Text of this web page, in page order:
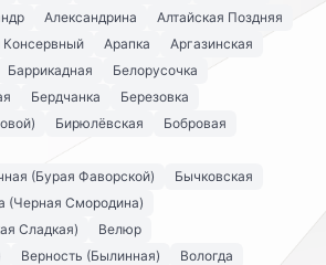
Александрина
Алтайская Поздняя
Консервный Арапка
Аргазинская
Баррикадная
Белорусочка
Бердчанка
Березовка
Бирюлёвская
Бобровая
(Бурая Фаворской)
Бычковская
(Черная Смородина)
Сладкая)
Велюр
Верность (Былинная)
Вологда